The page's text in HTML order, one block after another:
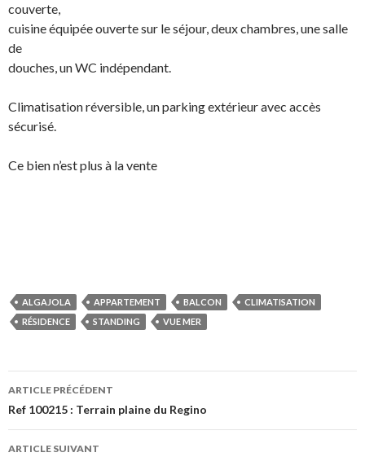
couverte,
cuisine équipée ouverte sur le séjour, deux chambres, une salle
de
douches, un WC indépendant.
Climatisation réversible, un parking extérieur avec accès
sécurisé.
Ce bien n’est plus à la vente
ALGAJOLA APPARTEMENT BALCON
CLIMATISATION
RÉSIDENCE
STANDING VUE MER
Navigation
des
ARTICLE PRÉCÉDENT
Ref 100215 : Terrain plaine du Regino
ARTICLE SUIVANT